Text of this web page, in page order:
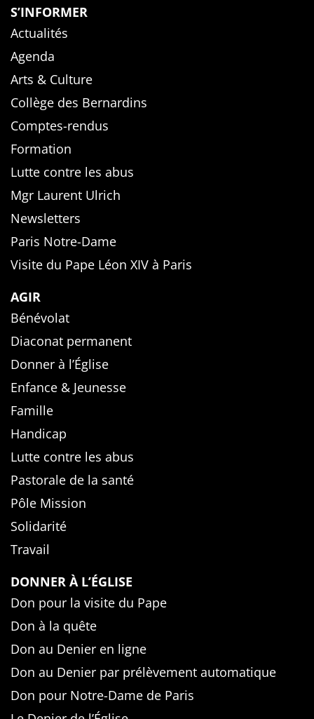
S’INFORMER
Actualités
Agenda
Arts & Culture
Collège des Bernardins
Comptes-rendus
Formation
Lutte contre les abus
Mgr Laurent Ulrich
Newsletters
Paris Notre-Dame
Visite du Pape Léon XIV à Paris
AGIR
Bénévolat
Diaconat permanent
Donner à l’Église
Enfance & Jeunesse
Famille
Handicap
Lutte contre les abus
Pastorale de la santé
Pôle Mission
Solidarité
Travail
DONNER À L’ÉGLISE
Don pour la visite du Pape
Don à la quête
Don au Denier en ligne
Don au Denier par prélèvement automatique
Don pour Notre-Dame de Paris